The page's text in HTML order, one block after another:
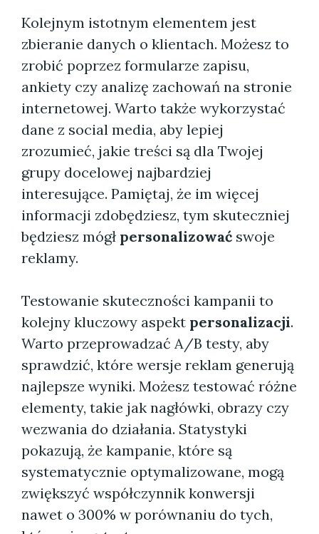
Kolejnym istotnym elementem jest
zbieranie danych o klientach. Możesz to
zrobić poprzez formularze zapisu,
ankiety czy analizę zachowań na stronie
internetowej. Warto także wykorzystać
dane z social media, aby lepiej
zrozumieć, jakie treści są dla Twojej
grupy docelowej najbardziej
interesujące. Pamiętaj, że im więcej
informacji zdobędziesz, tym skuteczniej
będziesz mógł personalizować swoje
reklamy.
Testowanie skuteczności kampanii to
kolejny kluczowy aspekt personalizacji.
Warto przeprowadzać A/B testy, aby
sprawdzić, które wersje reklam generują
najlepsze wyniki. Możesz testować różne
elementy, takie jak nagłówki, obrazy czy
wezwania do działania. Statystyki
pokazują, że kampanie, które są
systematycznie optymalizowane, mogą
zwiększyć współczynnik konwersji
nawet o 300% w porównaniu do tych,